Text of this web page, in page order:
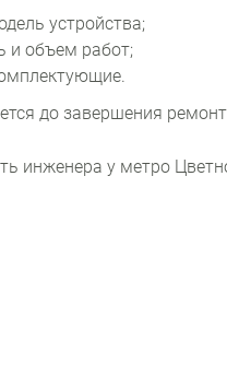
устройства;
и объем работ;
до завершения
инженера у метро